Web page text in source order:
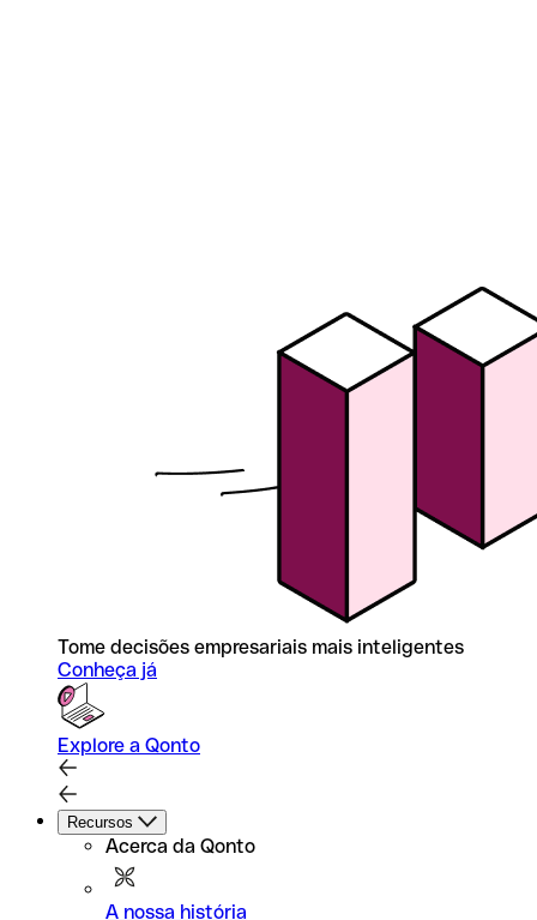
Tome decisões empresariais mais inteligentes
Conheça já
Explore a Qonto
Recursos
Acerca da Qonto
A nossa história